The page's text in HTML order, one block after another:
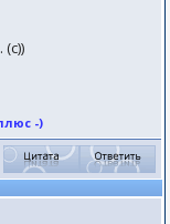
-)